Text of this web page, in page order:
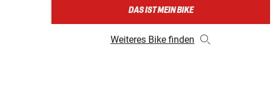
DAS IST MEIN BIKE
Weiteres Bike finden